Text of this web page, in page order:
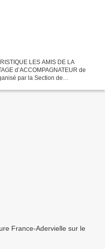
LES AMIS DE LA
d’ACCOMPAGNATEUR de
par la Section de
France-Adervielle sur le